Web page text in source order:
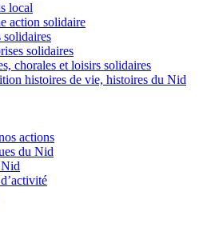
local
action solidaire
solidaires
solidaires
chorales et loisirs solidaires
histoires de vie, histoires du Nid
actions
du Nid